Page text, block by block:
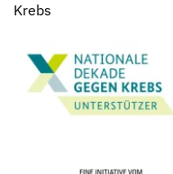
Krebs